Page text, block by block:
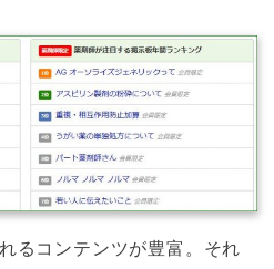
るコンテンツが豊富。それ